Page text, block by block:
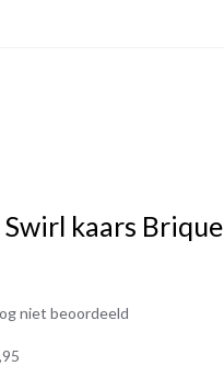
Swirl kaars Brique
niet beoordeeld